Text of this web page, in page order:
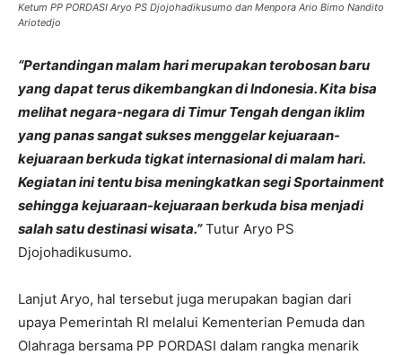
Ketum PP PORDASI Aryo PS Djojohadikusumo dan Menpora Ario Bimo Nandito
Ariotedjo
“Pertandingan malam hari merupakan terobosan baru
yang dapat terus dikembangkan di Indonesia. Kita bisa
melihat negara-negara di Timur Tengah dengan iklim
yang panas sangat sukses menggelar kejuaraan-
kejuaraan berkuda tigkat internasional di malam hari.
Kegiatan ini tentu bisa meningkatkan segi Sportainment
sehingga kejuaraan-kejuaraan berkuda bisa menjadi
salah satu destinasi wisata.”Tutur Aryo PS
Djojohadikusumo.
Lanjut Aryo, hal tersebut juga merupakan bagian dari
upaya Pemerintah RI melalui Kementerian Pemuda dan
Olahraga bersama PP PORDASI dalam rangka menarik